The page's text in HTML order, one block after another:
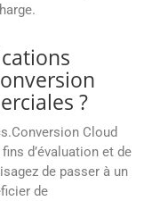
?
Cloud
d’évaluation et de
de passer à un
de